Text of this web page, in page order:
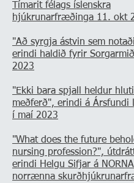
Tímarit félags íslenskra
hjúkrunarfræðinga 11. okt
"Að syrgja ástvin sem
erindi haldið fyrir
2023
"Ekki bara spjall heldur
meðferð", erindi á Ársfundi
í maí 2023
"What does the future
nursing profession?",
erindi Helgu Sifjar á
norrænna